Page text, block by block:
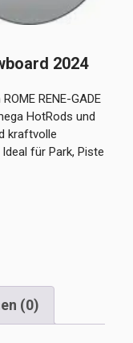
2024
RENE-GADE
HotRods und
kraftvolle
für Park, Piste
(0)